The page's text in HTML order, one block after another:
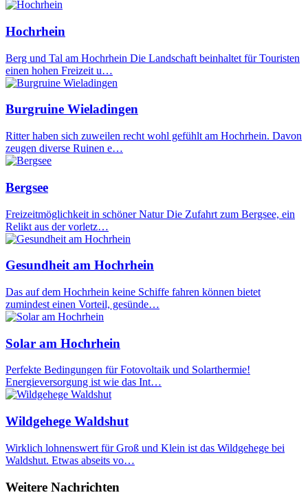
Hochrhein
Berg und Tal am Hochrhein Die Landschaft beinhaltet für Touristen
einen hohen Freizeit u…
Burgruine Wieladingen
Ritter haben sich zuweilen recht wohl gefühlt am Hochrhein. Davon
zeugen diverse Ruinen e…
Bergsee
Freizeitmöglichkeit in schöner Natur Die Zufahrt zum Bergsee, ein
Relikt aus der vorletz…
Gesundheit am Hochrhein
Das auf dem Hochrhein keine Schiffe fahren können bietet
zumindest einen Vorteil, gesünde…
Solar am Hochrhein
Perfekte Bedingungen für Fotovoltaik und Solarthermie!
Energieversorgung ist wie das Int…
Wildgehege Waldshut
Wirklich lohnenswert für Groß und Klein ist das Wildgehege bei
Waldshut. Etwas abseits vo…
Weitere Nachrichten